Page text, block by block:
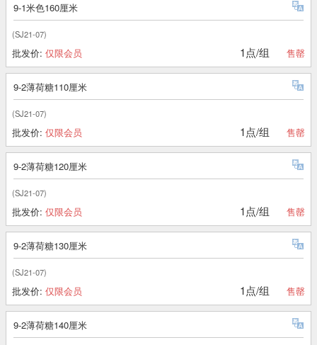
9-1米色160厘米
(SJ21-07)
批发价: 仅限会员 1点/组 售罄
9-2薄荷糖110厘米
(SJ21-07)
批发价: 仅限会员 1点/组 售罄
9-2薄荷糖120厘米
(SJ21-07)
批发价: 仅限会员 1点/组 售罄
9-2薄荷糖130厘米
(SJ21-07)
批发价: 仅限会员 1点/组 售罄
9-2薄荷糖140厘米